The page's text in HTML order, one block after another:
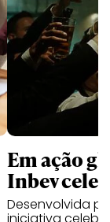
Em ação
Inbev
Desenvolvida